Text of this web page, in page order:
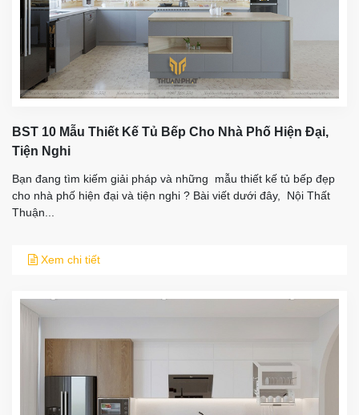
BST 10 Mẫu Thiết Kế Tủ Bếp Cho Nhà Phố Hiện Đại,
Tiện Nghi
Bạn đang tìm kiếm giải pháp và những mẫu thiết kế tủ bếp đẹp
cho nhà phố hiện đại và tiện nghi ? Bài viết dưới đây, Nội Thất
Thuận...
Xem chi tiết